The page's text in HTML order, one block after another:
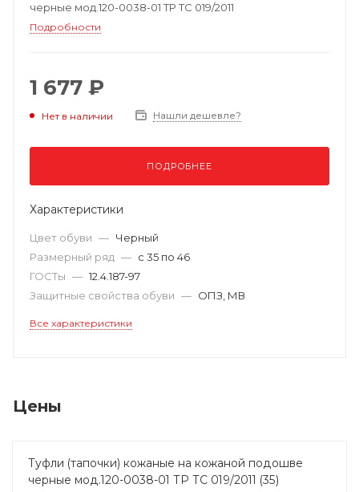
черные мод.120-0038-01 ТР ТС 019/2011
Подробности
1 677 ₽
Нет в наличии Нашли дешевле?
ПОДРОБНЕЕ
Характеристики
Цвет обуви — Черный
Размерный ряд — с 35 по 46
ГОСТы — 12.4.187-97
Защитные свойства обуви — ОПЗ, МВ
Все характеристики
Цены
Туфли (тапочки) кожаные на кожаной подошве
черные мод.120-0038-01 ТР ТС 019/2011 (35)